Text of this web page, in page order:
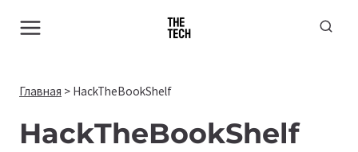
Главная > HackTheBookShelf
HackTheBookShelf